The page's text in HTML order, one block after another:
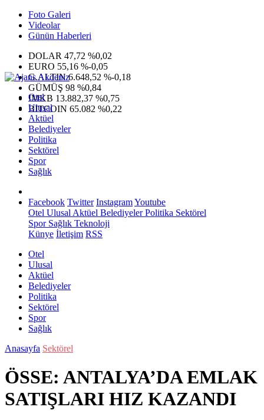
Foto Galeri
Videolar
Günün Haberleri
DOLAR 47,72 %0,02
EURO 55,16 %-0,05
G.ALTIN6.648,52 %-0,18
GÜMÜŞ 98 %0,84
IMKB 13.882,37 %0,75
BITCOIN 65.082 %0,22
Otel
Ulusal
Aktüel
Belediyeler
Politika
Sektörel
Spor
Sağlık
Facebook Twitter InstagramYoutube
Otel Ulusal Aktüel BelediyelerPolitika Sektörel
SporSağlık Teknoloji
Künye İletişim RSS
Otel
Ulusal
Aktüel
Belediyeler
Politika
Sektörel
Spor
Sağlık
Anasayfa Sektörel
ÖSSE: ANTALYA’DA EMLAK
SATIŞLARI HIZ KAZANDI